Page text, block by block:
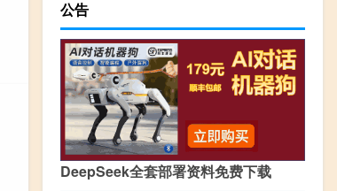
公告
DeepSeek全套部署资料免费下载